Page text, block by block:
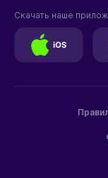
Скачать наше